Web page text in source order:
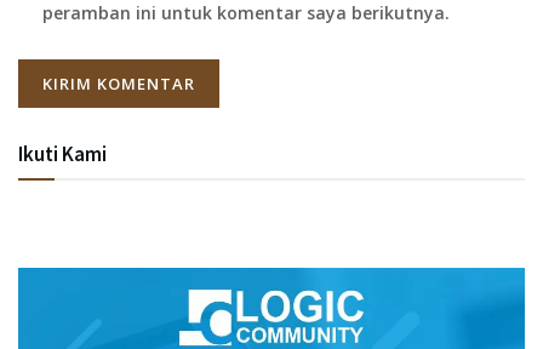
peramban ini untuk komentar saya berikutnya.
Ikuti Kami